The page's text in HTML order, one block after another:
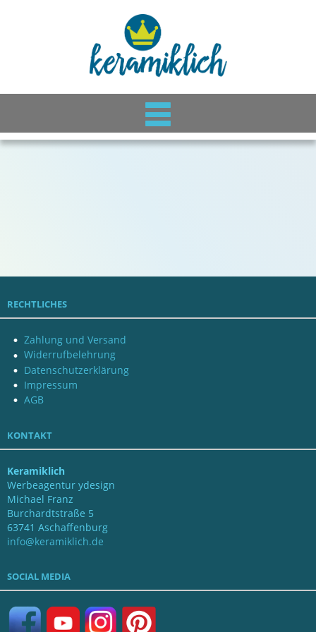
RECHTLICHES
Zahlung und Versand
Widerrufbelehrung
Datenschutzerklärung
Impressum
AGB
KONTAKT
Keramiklich
Werbeagentur ydesign
Michael Franz
Burchardtstraße 5
63741 Aschaffenburg
info@keramiklich.de
SOCIAL MEDIA